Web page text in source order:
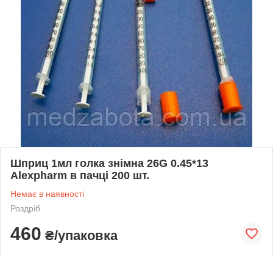
Шприц 1мл голка знімна 26G 0.45*13
Alexpharm в пачці 200 шт.
Немає в наявності
Роздріб
460 ₴/упаковка